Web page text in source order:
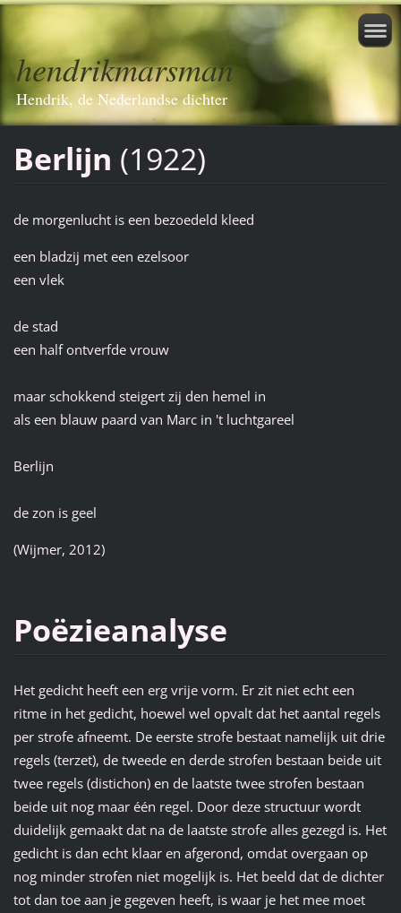
hendrikmarsman
Hendrik, de Nederlandse dichter
Berlijn (1922)
de morgenlucht is een bezoedeld kleed
een bladzij met een ezelsoor
een vlek
de stad
een half ontverfde vrouw
maar schokkend steigert zij den hemel in
als een blauw paard van Marc in 't luchtgareel
Berlijn
de zon is geel
(Wijmer, 2012)
Poëzieanalyse
Het gedicht heeft een erg vrije vorm. Er zit niet echt een
ritme in het gedicht, hoewel wel opvalt dat het aantal regels
per strofe afneemt. De eerste strofe bestaat namelijk uit drie
regels (terzet), de tweede en derde strofen bestaan beide uit
twee regels (distichon) en de laatste twee strofen bestaan
beide uit nog maar één regel. Door deze structuur wordt
duidelijk gemaakt dat na de laatste strofe alles gezegd is. Het
gedicht is dan echt klaar en afgerond, omdat overgaan op
nog minder strofen niet mogelijk is. Het beeld dat de dichter
tot dan toe aan je gegeven heeft, is waar je het mee moet